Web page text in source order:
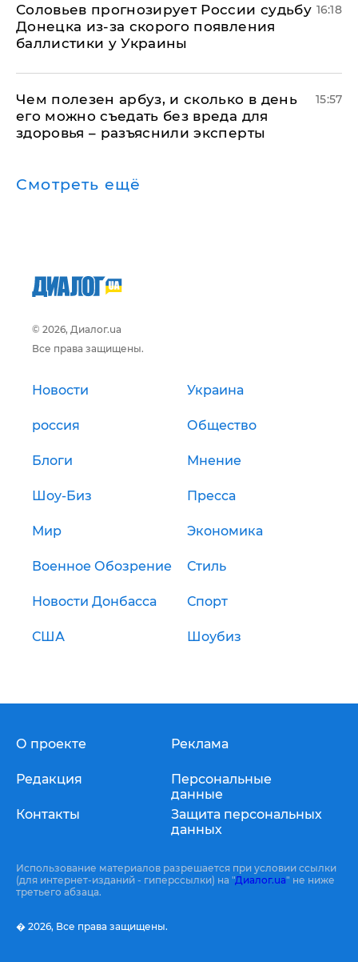
Соловьев прогнозирует России судьбу
Донецка из-за скорого появления
баллистики у Украины
16:18
Чем полезен арбуз, и сколько в день
его можно съедать без вреда для
здоровья – разъяснили эксперты
15:57
Смотреть ещё
© 2026, Диалог.ua
Все права защищены.
Новости Украина
россия Общество
Блоги Мнение
Шоу-Биз Пресса
Мир Экономика
Военное Обозрение Стиль
Новости Донбасса Спорт
США Шоубиз
О проекте
Редакция
Контакты
Реклама
Персональные
данные
Защита персональных
данных
Использование материалов разрешается при условии ссылки
(для интернет-изданий - гиперссылки) на "Диалог.ua" не ниже
третьего абзаца.
� 2026, Все права защищены.